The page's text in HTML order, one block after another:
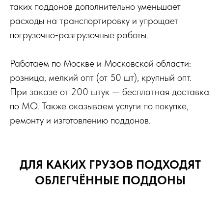
таких поддонов дополнительно уменьшает
расходы на транспортировку и упрощает
погрузочно‑разгрузочные работы.
Работаем по Москве и Московской области:
розница, мелкий опт (от 50 шт), крупный опт.
При заказе от 200 штук — бесплатная доставка
по МО. Также оказываем услуги по покупке,
ремонту и изготовлению поддонов.
ДЛЯ КАКИХ ГРУЗОВ ПОДХОДЯТ
ОБЛЕГЧЁННЫЕ ПОДДОНЫ